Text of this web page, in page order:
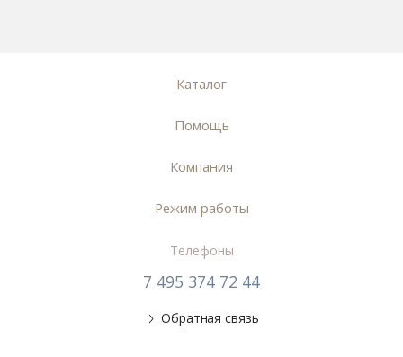
Каталог
Помощь
Компания
Режим работы
Телефоны
7 495 374 72 44
Обратная связь